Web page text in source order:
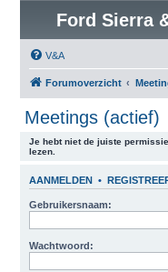
Ford Sierra
V&A
Forumoverzicht
Meetings (actief)
Je hebt niet de juiste
lezen.
AANMELDEN •
Gebruikersnaam:
Wachtwoord: